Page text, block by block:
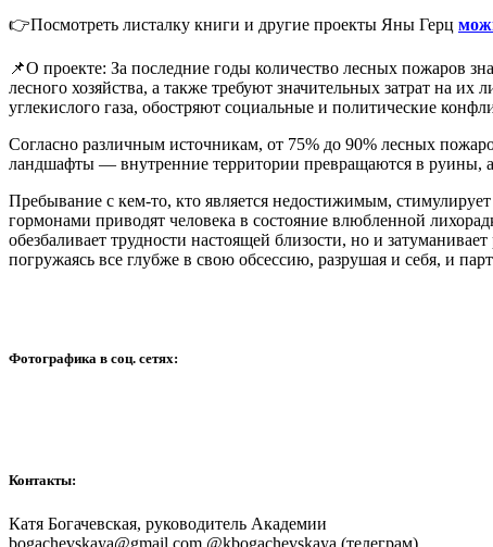
👉Посмотреть листалку книги и другие проекты Яны Герц
📌О проекте: За последние годы количество лесных пожаров
лесного хозяйства, а также требуют значительных затрат на
углекислого газа, обостряют социальные и политические
Согласно различным источникам, от 75% до 90% лесных
ландшафты — внутренние территории превращаются в руины, а
Пребывание с кем-то, кто является недостижимым,
гормонами приводят человека в состояние влюбленной
обезбаливает трудности настоящей близости, но и
погружаясь все глубже в свою обсессию, разрушая и себя, и
Фотографика в соц. сетях:
Контакты:
Катя Богачевская, руководитель Академии
bogachevskaya@gmail.com @kbogachevskaya (телеграм)